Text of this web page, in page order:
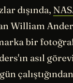
dışında,
William
bir
asıl